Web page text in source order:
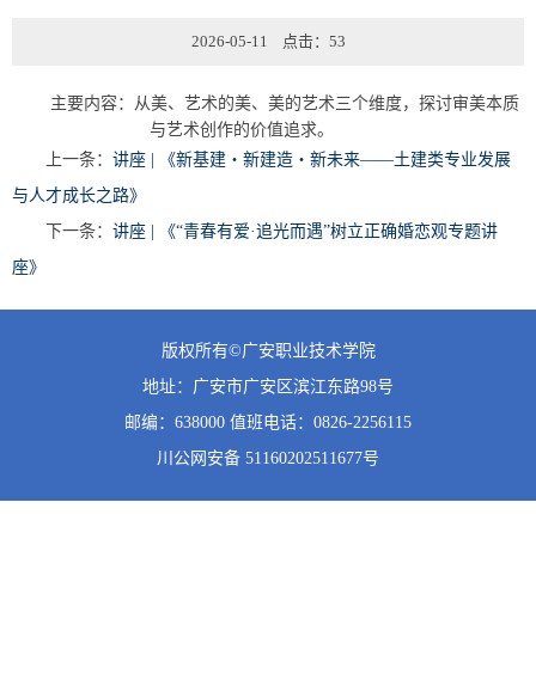
2026-05-11 点击： 53
主要内容：从美、艺术的美、美的艺术三个维度，探讨审美本质
与艺术创作的价值追求。
上一条： 讲座 | 《新基建・新建造・新未来——土建类专业发展
与人才成长之路》
下一条： 讲座 | 《“青春有爱·追光而遇”树立正确婚恋观专题讲
座》
版权所有©广安职业技术学院
地址：广安市广安区滨江东路98号
邮编：638000 值班电话：0826-2256115
川公网安备 51160202511677号